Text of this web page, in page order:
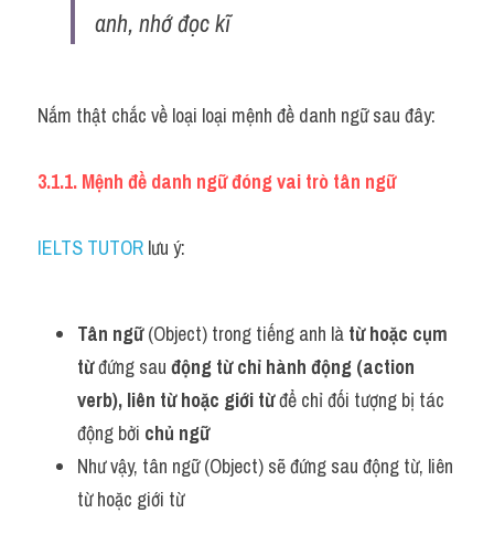
anh, nhớ đọc kĩ
Nắm thật chắc về loại loại mệnh đề danh ngữ sau đây:
3.1.1. Mệnh đề danh ngữ đóng vai trò tân ngữ
IELTS TUTOR lưu ý:
Tân ngữ (Object) trong tiếng anh là từ hoặc cụm
từ đứng sau động từ chỉ hành động (action
verb), liên từ hoặc giới từ để chỉ đối tượng bị tác
động bởi chủ ngữ
Như vậy, tân ngữ (Object) sẽ đứng sau động từ, liên
từ hoặc giới từ